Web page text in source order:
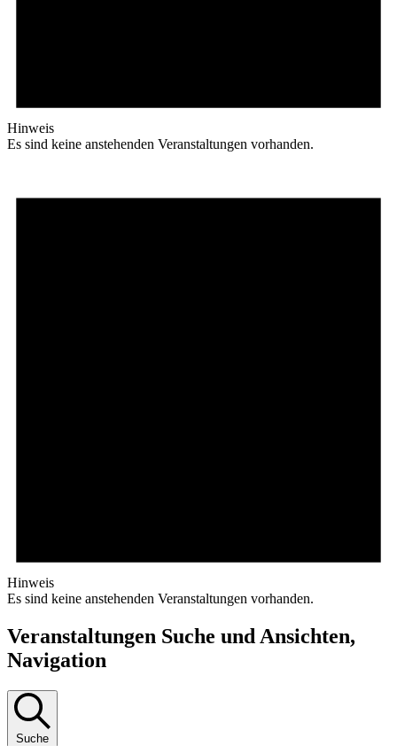
Hinweis
Es sind keine anstehenden Veranstaltungen vorhanden.
Hinweis
Es sind keine anstehenden Veranstaltungen vorhanden.
Veranstaltungen Suche und Ansichten,
Navigation
Suche